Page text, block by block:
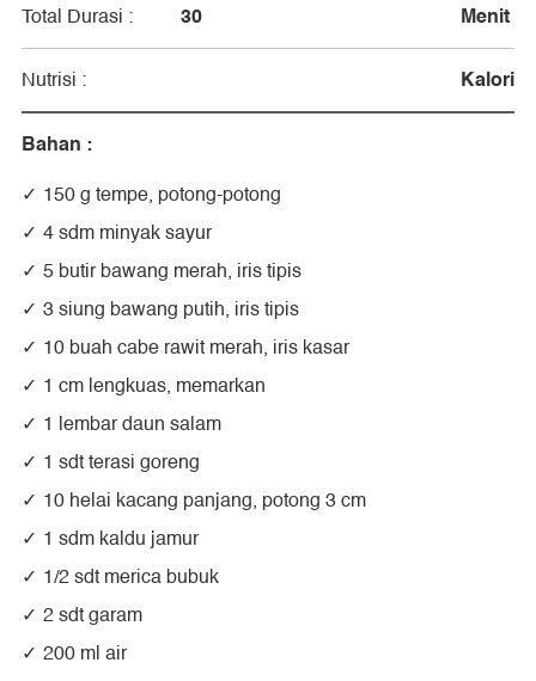
Total Durasi : 30 Menit
Nutrisi :
Kalori
Bahan :
150 g tempe, potong-potong
4 sdm minyak sayur
5 butir bawang merah, iris tipis
3 siung bawang putih, iris tipis
10 buah cabe rawit merah, iris kasar
1 cm lengkuas, memarkan
1 lembar daun salam
1 sdt terasi goreng
10 helai kacang panjang, potong 3 cm
1 sdm kaldu jamur
1/2 sdt merica bubuk
2 sdt garam
200 ml air